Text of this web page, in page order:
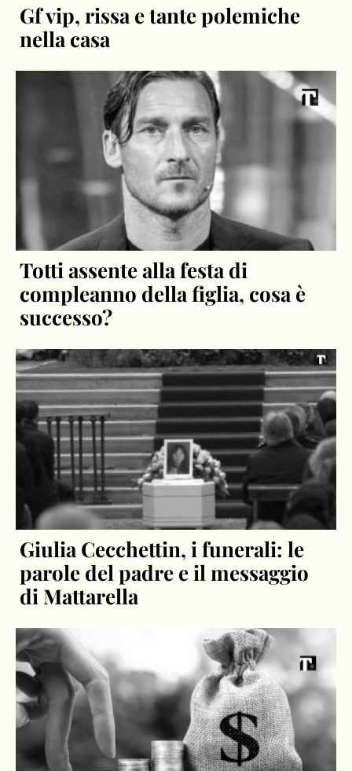
Gf vip, rissa e tante polemiche
nella casa
Totti assente alla festa di
compleanno della figlia, cosa è
successo?
Giulia Cecchettin, i funerali: le
parole del padre e il messaggio
di Mattarella